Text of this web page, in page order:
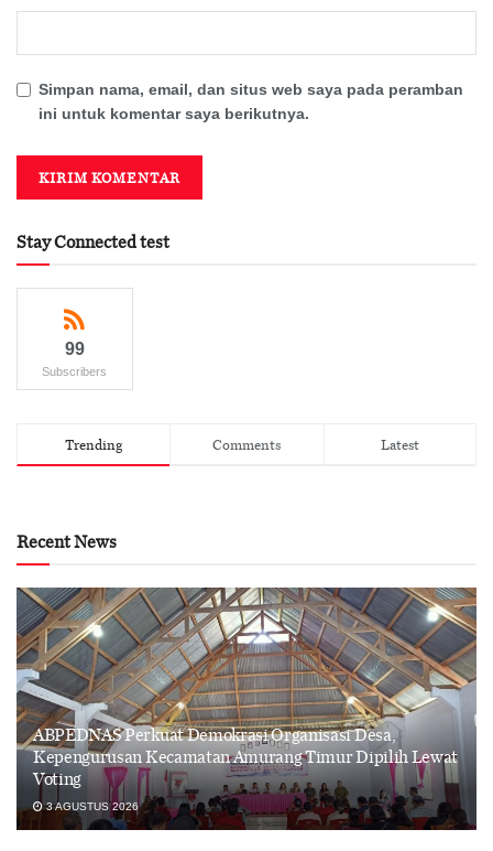
Simpan nama, email, dan situs web saya pada peramban
ini untuk komentar saya berikutnya.
Stay Connected test
99
Subscribers
Trending Comments Latest
Recent News
ABPEDNAS Perkuat Demokrasi Organisasi Desa,
Kepengurusan Kecamatan Amurang Timur Dipilih Lewat
Voting
3 AGUSTUS 2026